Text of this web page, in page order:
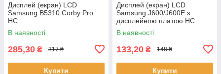
Дисплей (екран) LCD
Samsung B5310 Corby Pro
HC
В наявності
285,30 ₴ 317 ₴
Купити
Дисплей (екран) LCD
Samsung J600/J600E з
дисплейною платою HC
В наявності
133,20 ₴ 148 ₴
Купити